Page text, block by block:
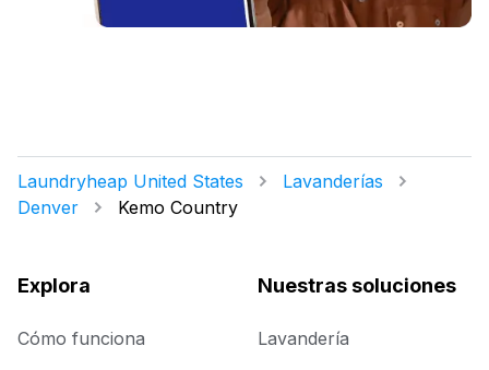
Laundryheap United States
Lavanderías
Denver
Kemo Country
Explora
Cómo funciona
Nuestras soluciones
Lavandería